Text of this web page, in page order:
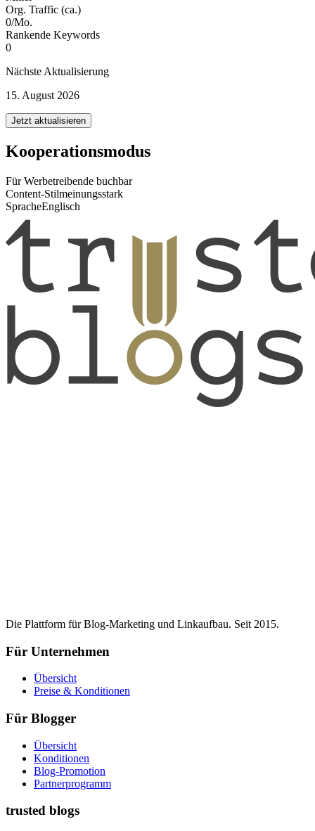
Org. Traffic (ca.)
0/Mo.
Rankende Keywords
0
Nächste Aktualisierung
15. August 2026
Jetzt aktualisieren
Kooperationsmodus
Für Werbetreibende buchbar
Content-Stilmeinungsstark
SpracheEnglisch
Die Plattform für Blog-Marketing und Linkaufbau. Seit 2015.
Für Unternehmen
Übersicht
Preise & Konditionen
Für Blogger
Übersicht
Konditionen
Blog-Promotion
Partnerprogramm
trusted blogs